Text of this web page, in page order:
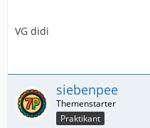
VG didi
siebenpee
Praktikant